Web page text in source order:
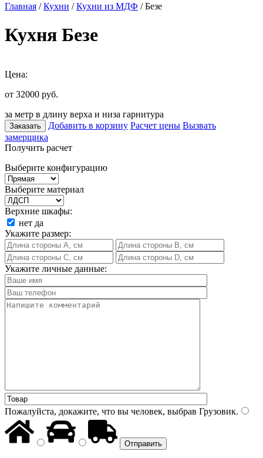
Главная /Кухни /Кухни из МДФ / Безе
Кухня Безе
Цена:
от 32000 руб.
за метр в длину верха и низа гарнитура
Заказать Добавить в корзину Расчет цены Вызвать
замерщика
Получить расчет
Выберите конфигурацию
Выберите материал
Верхние шкафы:
нет да
Укажите размер:
Укажите личные данные:
Пожалуйста, докажите, что вы человек, выбрав Грузовик.